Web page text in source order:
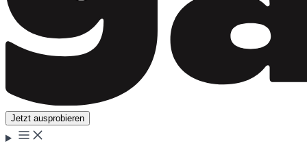
Jetzt ausprobieren